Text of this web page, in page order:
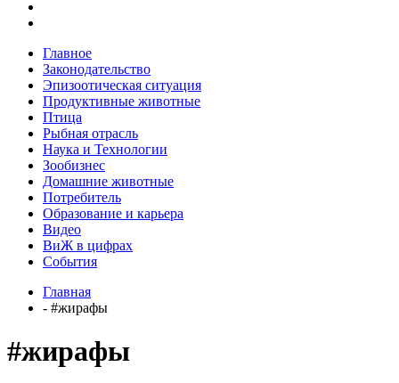
Главное
Законодательство
Эпизоотическая ситуация
Продуктивные животные
Птица
Рыбная отрасль
Наука и Технологии
Зообизнес
Домашние животные
Потребитель
Образование и карьера
Видео
ВиЖ в цифрах
События
Главная
- #жирафы
#жирафы